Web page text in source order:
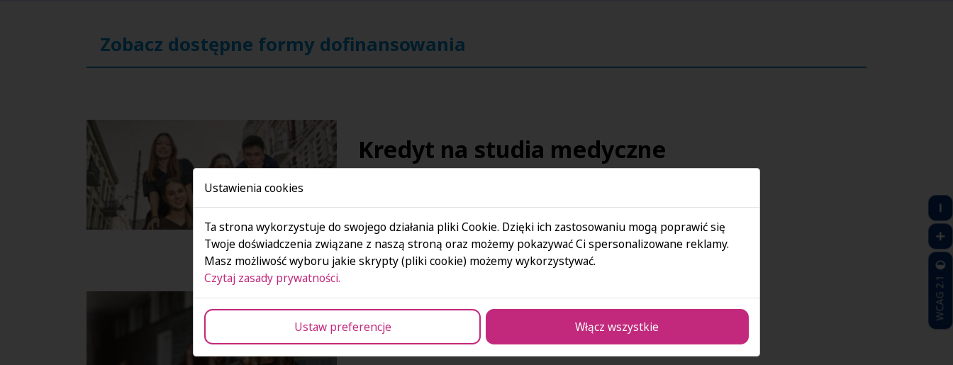
Zobacz dostępne formy dofinansowania
Kredyt na studia medyczne
Sprawdź
Pożyczki na kształcenie dla osób
indywidualnych
WCAG 2.1
Ustawienia cookies
Ta strona wykorzystuje do swojego działania pliki Cookie. Dzięki ich zastosowaniu mogą poprawić się
Twoje doświadczenia związane z naszą stroną oraz możemy pokazywać Ci spersonalizowane reklamy.
Masz możliwość wyboru jakie skrypty (pliki cookie) możemy wykorzystywać.
Czytaj zasady prywatności.
Ustaw preferencje Włącz wszystkie